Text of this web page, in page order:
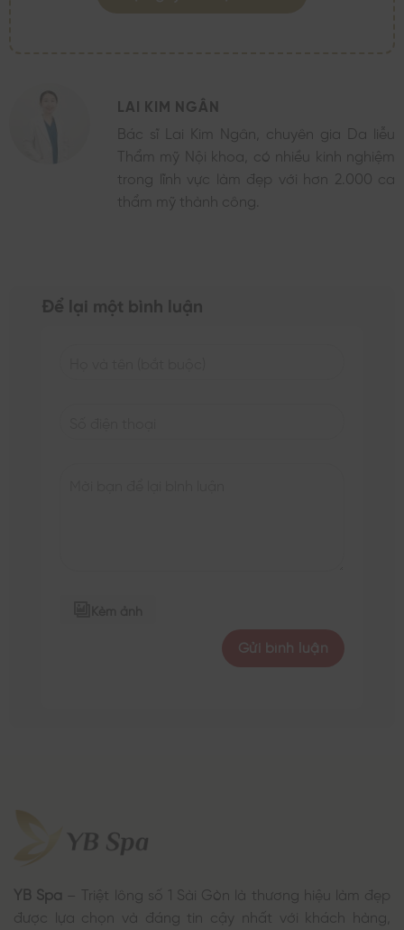
LAI KIM NGÂN
Bác sĩ Lai Kim Ngân, chuyên gia Da liễu
Thẩm mỹ Nội khoa, có nhiều kinh nghiệm
trong lĩnh vực làm đẹp với hơn 2.000 ca
thẩm mỹ thành công.
Để lại một bình luận
YB Spa – Triệt lông số 1 Sài Gòn là thương hiệu làm đẹp
được lựa chọn và đáng tin cậy nhất với khách hàng,